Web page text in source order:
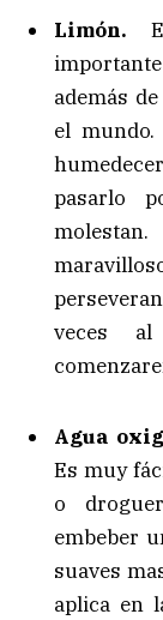
Limón.
además
el
pasarlo
veces
Agua
Es muy
o
embeber
suaves
aplica en